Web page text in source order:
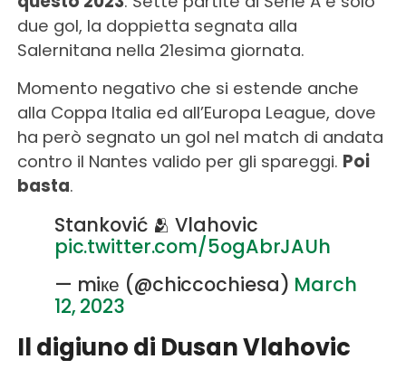
due gol, la doppietta segnata alla
Salernitana nella 21esima giornata.
Momento negativo che si estende anche
alla Coppa Italia ed all’Europa League, dove
ha però segnato un gol nel match di andata
contro il Nantes valido per gli spareggi. Poi
basta.
Stanković 🫂 Vlahovic
pic.twitter.com/5ogAbrJAUh
— miке (@chiccochiesa) March
12, 2023
Il digiuno di Dusan Vlahovic